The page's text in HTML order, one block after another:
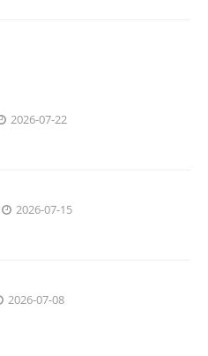
2026-07-22
2026-07-15
2026-07-08